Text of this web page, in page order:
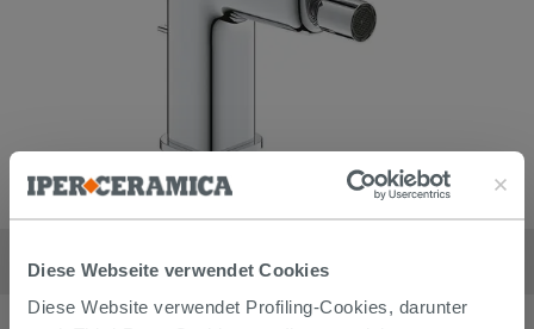
Diese Webseite verwendet Cookies
Diese Website verwendet Profiling-Cookies, darunter
121,90€ /stk